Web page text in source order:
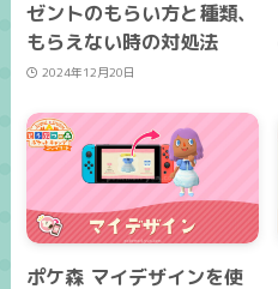
ゼントのもらい方と種類、
もらえない時の対処法
2024年12月20日
ポケ森 マイデザインを使